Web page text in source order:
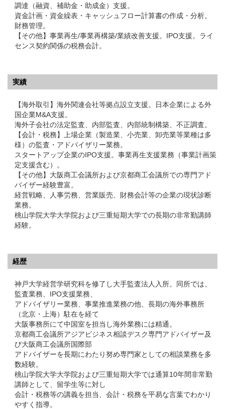
調達（融資、補助金・助成金）支援。
資金計画・資金繰表・キャッシュフロー計算書の作成・分析。
財務管理。
【その他】事業再生/事業再構築/業績改善支援。IPO支援。ライ
センス契約関係の税務会計。
実績
【海外取引】海外関連会社等拠点設立支援。日本企業による外
国企業M&A支援。
海外子会社の法定監査、内部監査、内部統制構築、不正調査。
【会計・税務】上場企業（製造業、小売業、卸売業等業種は多
様）の監査・アドバイザリー業務。
スタートアップ企業のIPO支援。事業再生支援業務（事業計画策
定支援含む）。
【その他】大阪商工会議所および京都商工会議所での専門アド
バイザー経験豊富。
経営戦略、人事労務、営業販売、財務会計等の企業の現状診断
業務。
桃山学院大学大学院および三重短期大学での長期の非常勤講師
経験。
経歴
神戸大学経営学研究科を修了し大手監査法人入所。同所では、
監査業務、IPO支援業務、
アドバイザリー業務、事業推進業務の他、長期の海外事務所
（北京・上海）駐在を経て
大阪事務所にて中国室を担当し海外業務には精通。
京都商工会議所アジアビジネス相談デスク専門アドバイザー及
び大阪商工会議所国際部
アドバイザーを長期にわたり努め専門家としての相談業務を多
数経験。
桃山学院大学大学院および三重短期大学では通算10年間非常勤
講師として、留学生等に対し
会計・税務等の講義を担当、会計・税務を平易な言葉でわかり
やすく指導。